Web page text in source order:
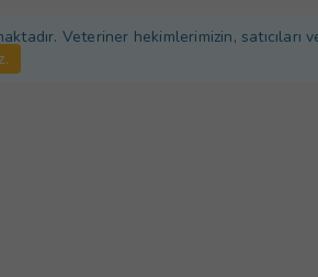
Veteriner hekimlerimizin, satıcıları